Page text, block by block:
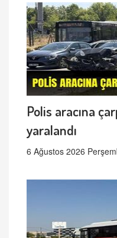
Polis aracına
yaralandı
6 Ağustos 2026